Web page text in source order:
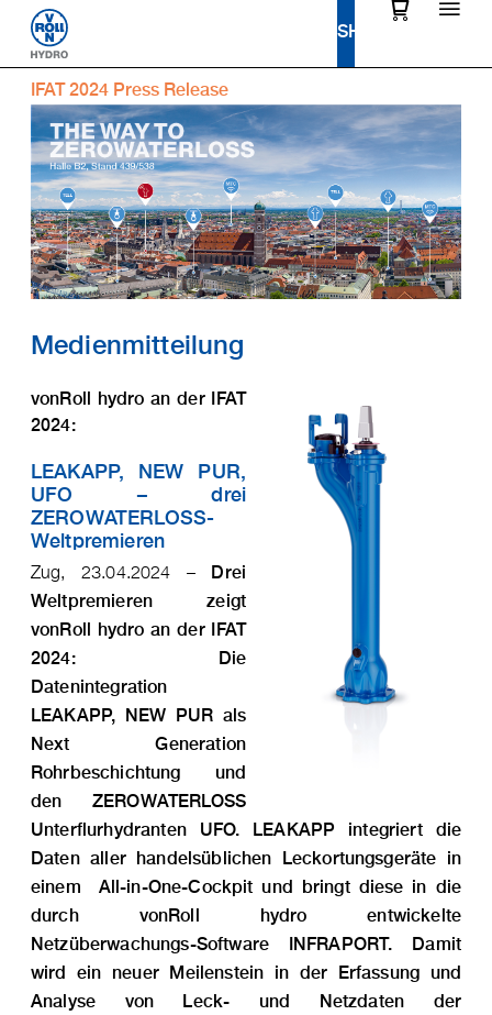
IFAT 2024 Press Release
Medienmitteilung
vonRoll hydro an der IFAT
2024:
LEAKAPP, NEW PUR,
UFO − drei
ZEROWATERLOSS-
Weltpremieren
Zug, 23.04.2024 –
Drei
Weltpremieren zeigt
vonRoll hydro an der IFAT
2024: Die
Datenintegration
LEAKAPP, NEW PUR als
Next Generation
Rohrbeschichtung und
den ZEROWATERLOSS
Unterflurhydranten UFO. LEAKAPP integriert die
Daten aller handelsüblichen Leckortungsgeräte in
einem All-in-One-Cockpit und bringt diese in die
durch vonRoll hydro entwickelte
Netzüberwachungs-Software INFRAPORT. Damit
wird ein neuer Meilenstein in der Erfassung und
Analyse von Leck- und Netzdaten der